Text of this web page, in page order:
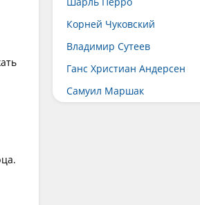
Корней Чуковский
Владимир Сутеев
Ганс Христиан Андерсен
Самуил Маршак